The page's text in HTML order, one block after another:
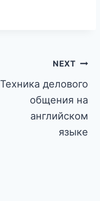
NEXT
Техника делового
общения на
английском
языке